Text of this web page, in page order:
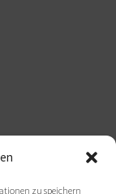
zu speichern